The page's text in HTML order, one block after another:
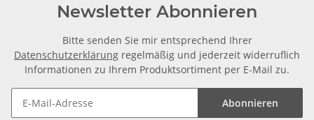
Newsletter Abonnieren
Bitte senden Sie mir entsprechend Ihrer
Datenschutzerklärung regelmäßig und jederzeit widerruflich
Informationen zu Ihrem Produktsortiment per E-Mail zu.
Abonnieren